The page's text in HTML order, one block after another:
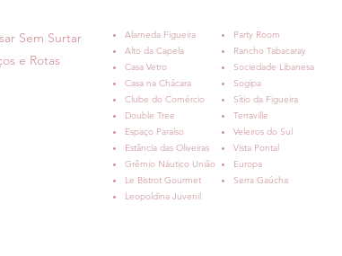
Alegre
Sem Surtar
e Rotas
Alameda Figueira
Alto da Capela
Casa Vetro
Casa na Chácara
Clube do Comércio
Double Tree
Espaço Paraíso
Estância das Oliveiras
Grêmio Náutico União
Le Bistrot Gourmet
Leopoldina Juvenil
Party Room
Rancho Tabacaray
Sociedade Libanesa
Sogipa
Sítio da Figueira
Terraville
Veleiros do Sul
Vista Pontal
Europa
Serra Gaúcha